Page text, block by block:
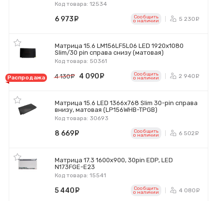
Код товара: 12534
6 973 Сообщить
o наличии 5 230
Матрица 15.6 LM156LF5L06 LED 1920x1080
Slim/30 pin справа снизу (матовая)
Код товара: 50361
Распродажа 4 130 руб.
4 090 руб.Сообщить
o наличии 2 940
Матрица 15.6 LED 1366x768 Slim 30-pin справа
внизу, матовая (LP156WHB-TPGB)
Код товара: 30693
8 669 Сообщить
o наличии 6 502
Матрица 17.3 1600x900, 30pin EDP, LED
N173FGE-E23
Код товара: 15541
5 440 Сообщить
o наличии 4 080